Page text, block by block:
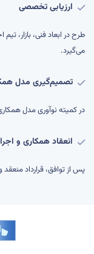
ارزیابی تخصصی
طرح در ابعاد فنی، بازار،
می‌گیرد.
تصمیم‌گیری مدل
در کمیته نوآوری مدل
انعقاد همکاری و اجرا
پس از توافق، قرارداد